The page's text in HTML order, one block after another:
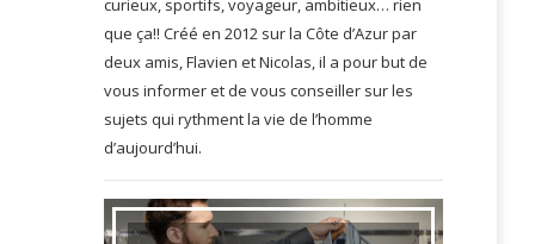
curieux, sportifs, voyageur, ambitieux… rien
que ça!! Créé en 2012 sur la Côte d’Azur par
deux amis, Flavien et Nicolas, il a pour but de
vous informer et de vous conseiller sur les
sujets qui rythment la vie de l’homme
d’aujourd’hui.